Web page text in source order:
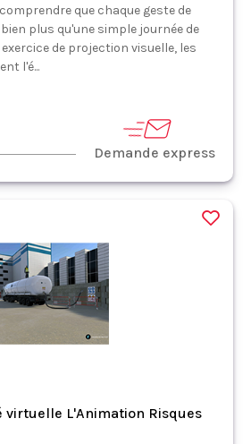
que chaque geste de
plus qu'une simple journée de
de projection visuelle, les
l'é...
Demande express
L'Animation Risques